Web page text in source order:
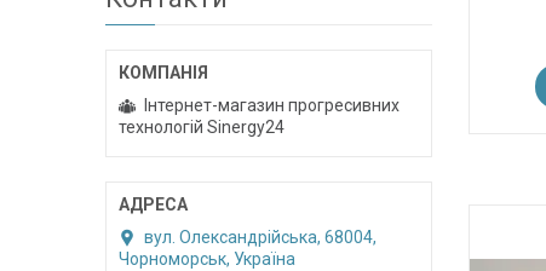
Інтернет-магазин прогресивних
технологій Sinergy24
вул. Олександрійська, 68004,
Чорноморськ, Україна